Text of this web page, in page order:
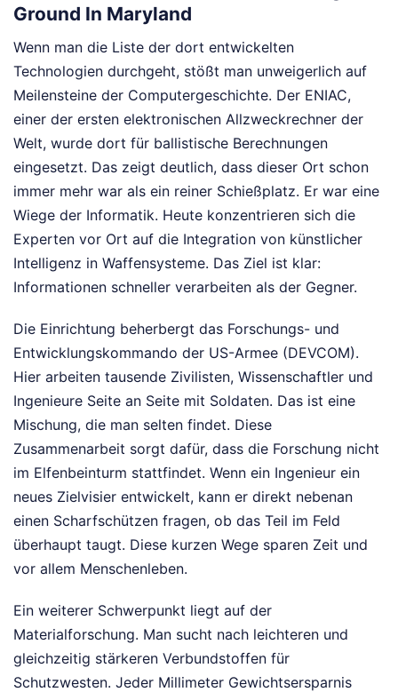
Ground In Maryland
Wenn man die Liste der dort entwickelten
Technologien durchgeht, stößt man unweigerlich auf
Meilensteine der Computergeschichte. Der ENIAC,
einer der ersten elektronischen Allzweckrechner der
Welt, wurde dort für ballistische Berechnungen
eingesetzt. Das zeigt deutlich, dass dieser Ort schon
immer mehr war als ein reiner Schießplatz. Er war eine
Wiege der Informatik. Heute konzentrieren sich die
Experten vor Ort auf die Integration von künstlicher
Intelligenz in Waffensysteme. Das Ziel ist klar:
Informationen schneller verarbeiten als der Gegner.
Die Einrichtung beherbergt das Forschungs- und
Entwicklungskommando der US-Armee (DEVCOM).
Hier arbeiten tausende Zivilisten, Wissenschaftler und
Ingenieure Seite an Seite mit Soldaten. Das ist eine
Mischung, die man selten findet. Diese
Zusammenarbeit sorgt dafür, dass die Forschung nicht
im Elfenbeinturm stattfindet. Wenn ein Ingenieur ein
neues Zielvisier entwickelt, kann er direkt nebenan
einen Scharfschützen fragen, ob das Teil im Feld
überhaupt taugt. Diese kurzen Wege sparen Zeit und
vor allem Menschenleben.
Ein weiterer Schwerpunkt liegt auf der
Materialforschung. Man sucht nach leichteren und
gleichzeitig stärkeren Verbundstoffen für
Schutzwesten. Jeder Millimeter Gewichtsersparnis